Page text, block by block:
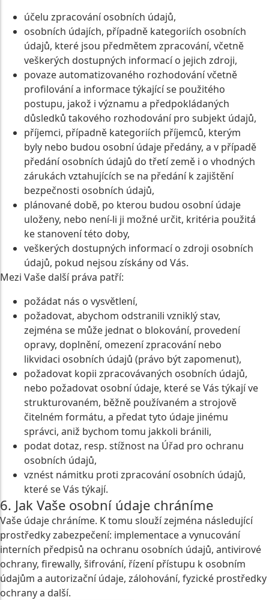
účelu zpracování osobních údajů,
osobních údajích, případně kategoriích osobních
údajů, které jsou předmětem zpracování, včetně
veškerých dostupných informací o jejich zdroji,
povaze automatizovaného rozhodování včetně
profilování a informace týkající se použitého
postupu, jakož i významu a předpokládaných
důsledků takového rozhodování pro subjekt údajů,
příjemci, případně kategoriích příjemců, kterým
byly nebo budou osobní údaje předány, a v případě
předání osobních údajů do třetí země i o vhodných
zárukách vztahujících se na předání k zajištění
bezpečnosti osobních údajů,
plánované době, po kterou budou osobní údaje
uloženy, nebo není-li ji možné určit, kritéria použitá
ke stanovení této doby,
veškerých dostupných informací o zdroji osobních
údajů, pokud nejsou získány od Vás.
Mezi Vaše další práva patří:
požádat nás o vysvětlení,
požadovat, abychom odstranili vzniklý stav,
zejména se může jednat o blokování, provedení
opravy, doplnění, omezení zpracování nebo
likvidaci osobních údajů (právo být zapomenut),
požadovat kopii zpracovávaných osobních údajů,
nebo požadovat osobní údaje, které se Vás týkají ve
strukturovaném, běžně používaném a strojově
čitelném formátu, a předat tyto údaje jinému
správci, aniž bychom tomu jakkoli bránili,
podat dotaz, resp. stížnost na Úřad pro ochranu
osobních údajů,
vznést námitku proti zpracování osobních údajů,
které se Vás týkají.
6. Jak Vaše osobní údaje chráníme
Vaše údaje chráníme. K tomu slouží zejména následující
prostředky zabezpečení: implementace a vynucování
interních předpisů na ochranu osobních údajů, antivirové
ochrany, firewally, šifrování, řízení přístupu k osobním
údajům a autorizační údaje, zálohování, fyzické prostředky
ochrany a další.